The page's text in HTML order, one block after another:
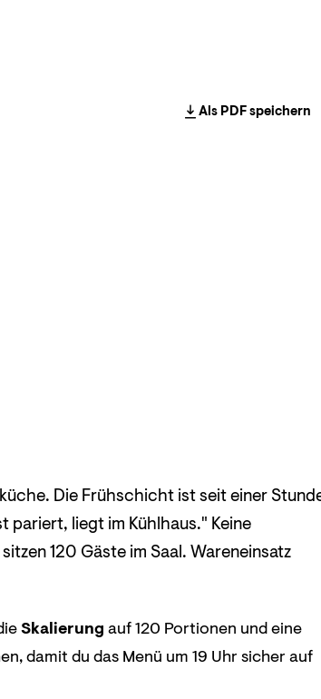
Als PDF speichern
Die Frühschicht ist seit einer
pariert, liegt im Kühlhaus." Keine
120 Gäste im Saal. Wareneinsatz
Skalierung auf 120 Portionen und eine
damit du das Menü um 19 Uhr sicher auf